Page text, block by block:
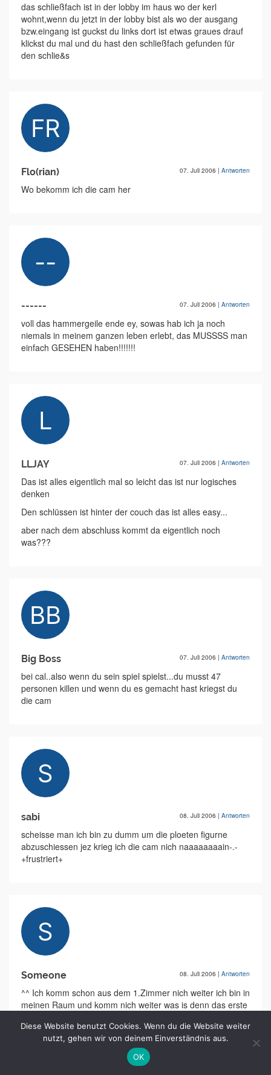
das schließfach ist in der lobby im haus wo der kerl
wohnt,wenn du jetzt in der lobby bist als wo der ausgang
bzw.eingang ist guckst du links dort ist etwas graues drauf
klickst du mal und du hast den schließfach gefunden für
den schlie&s
Flo(rian) 07. Juli 2006 | Antworten
Wo bekomm ich die cam her
------ 07. Juli 2006 | Antworten
voll das hammergeile ende ey, sowas hab ich ja noch
niemals in meinem ganzen leben erlebt, das MUSSSS man
einfach GESEHEN haben!!!!!!!
LLJAY 07. Juli 2006 | Antworten
Das ist alles eigentlich mal so leicht das ist nur logisches
denken
Den schlüssen ist hinter der couch das ist alles easy...
aber nach dem abschluss kommt da eigentlich noch
was???
Big Boss 07. Juli 2006 | Antworten
bei cal..also wenn du sein spiel spielst...du musst 47
personen killen und wenn du es gemacht hast kriegst du
die cam
sabi 08. Juli 2006 | Antworten
scheisse man ich bin zu dumm um die ploeten figurne
abzuschiessen jez krieg ich die cam nich naaaaaaaain-.-
+frustriert+
Someone 08. Juli 2006 | Antworten
^^ Ich komm schon aus dem 1.Zimmer nich weiter ich bin in
meinen Raum und komm nich weiter was is denn das erste
Diese Website benutzt Cookies. Wenn du die Website weiter
nutzt, gehen wir von deinem Einverständnis aus.
OK